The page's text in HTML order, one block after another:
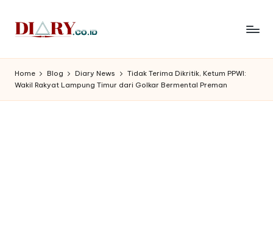
Skip
D
i
a
Indonesia
Home Blog Diary News
Tidak Terima Dikritik, Ketum PPWI:
Wakil Rakyat Lampung Timur dari Golkar Bermental Preman